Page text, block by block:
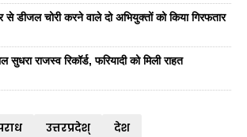
से डीजल चोरी करने वाले दो अभियुक्तों को किया गिरफतार
सुधरा राजस्व रिकॉर्ड, फरियादी को मिली राहत
उत्तरप्रदेश् देश